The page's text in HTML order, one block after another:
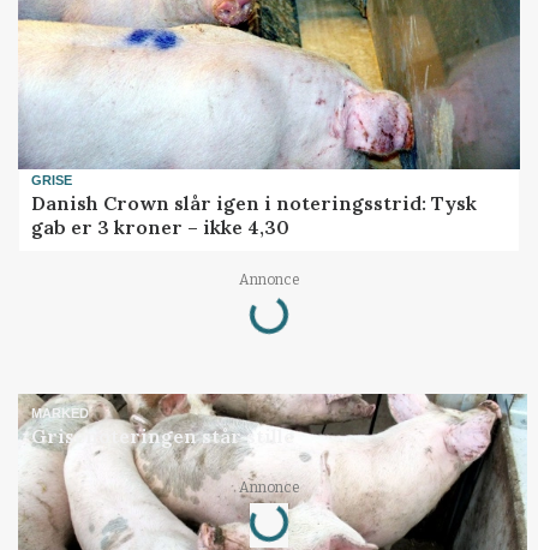
GRISE
Danish Crown slår igen i noteringsstrid: Tysk
gab er 3 kroner – ikke 4,30
Annonce
Loading...
MARKED
Grisenoteringen står stille
Annonce
Loading...